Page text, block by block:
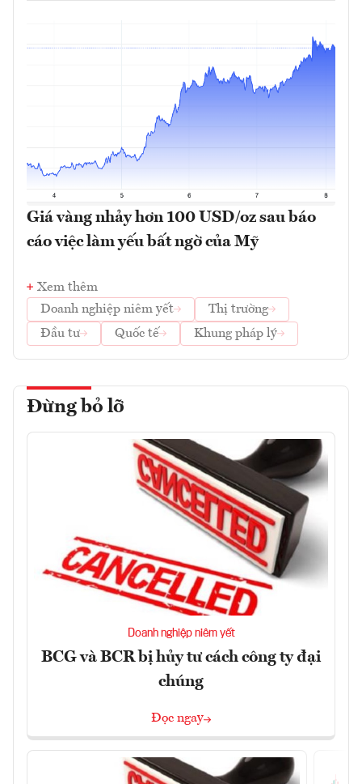
Giá vàng nhảy hơn 100 USD/oz sau báo
cáo việc làm yếu bất ngờ của Mỹ
Xem thêm
Doanh nghiệp niêm yết
Thị trường
Đầu tư
Quốc tế Khung pháp lý
Đừng bỏ lỡ
Doanh nghiệp niêm yết
BCG và BCR bị hủy tư cách công ty đại
chúng
Đọc ngay